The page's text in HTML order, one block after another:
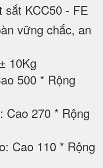
sắt KCC50 - FE
vững chắc, an
10Kg
500 * Rộng
Cao 270 * Rộng
Cao 110 * Rộng